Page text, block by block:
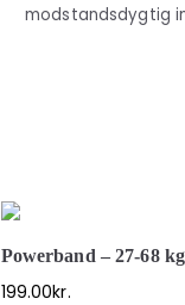
modstandsdygtig
Powerband – 27-68
199.00kr.